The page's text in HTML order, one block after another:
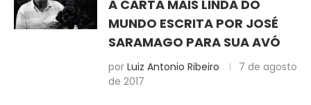
A CARTA MAIS LINDA DO
MUNDO ESCRITA POR JOSÉ
SARAMAGO PARA SUA AVÓ
por Luiz Antonio Ribeiro
7 de agosto
de 2017